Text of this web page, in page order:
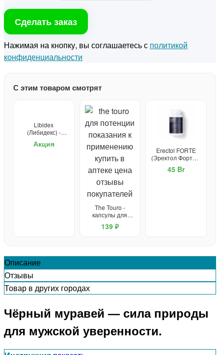
Сделать заказ
Нажимая на кнопку, вы соглашаетесь с политикой
конфиденциальности
С этим товаром смотрят
Libidex
(Либидекс) -
простатита и для
Акция
The Touro -
капсулы для
потенции
139 ₽
Erectol FORTE
(Эректол Форте) -
средство для
потенции
45 Br
Описание
Отзывы
Товар в других городах
Чёрный муравей — сила природы
для мужской уверенности.